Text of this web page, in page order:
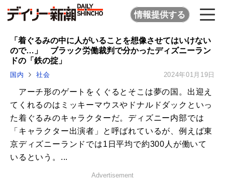
情報提供する
「着ぐるみの中に人がいることを想像させてはいけない
ので…」 ブラック労働裁判で分かったディズニーラン
ドの「鉄の掟」
国内 社会 2024年01月19日
アーチ形のゲートをくぐるとそこは夢の国。出迎え
てくれるのはミッキーマウスやドナルドダックといっ
た着ぐるみのキャラクターだ。ディズニー内部では
「キャラクター出演者」と呼ばれているが、例えば東
京ディズニーランドでは1日平均で約300人が働いて
いるという。...
Advertisement